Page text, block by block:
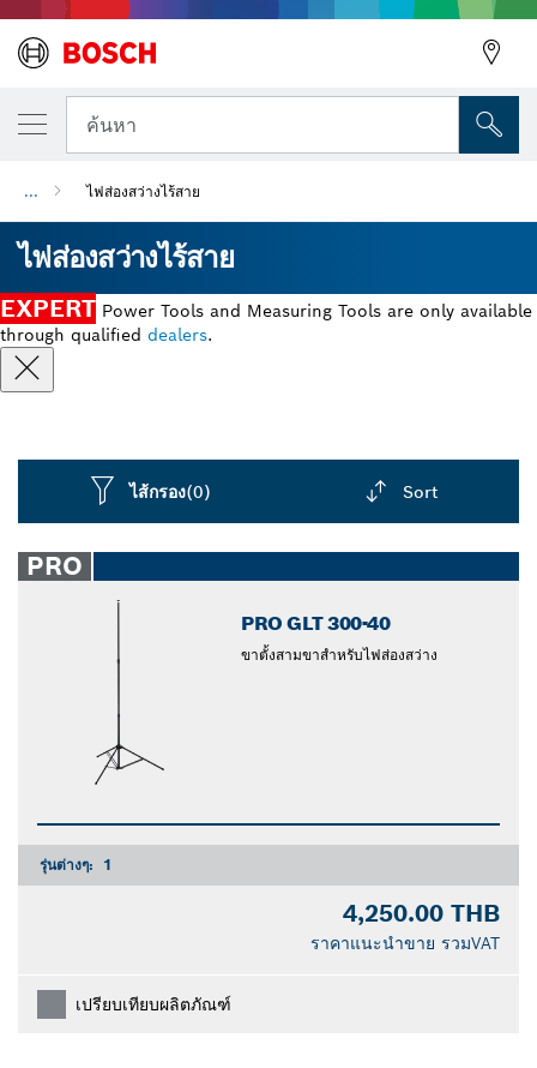
ค้นหา
... ไฟส่องสว่างไร้สาย
ไฟส่องสว่างไร้สาย
EXPERT Power Tools and Measuring Tools are only available
through qualified dealers.
ไส้กรอง(0) Sort
closed
PRO
PRO GLT 300-40
ขาตั้งสามขาสำหรับไฟส่องสว่าง
รุ่นต่างๆ: 1
4,250.00 THB
ราคาแนะนำขาย รวมVAT
เปรียบเทียบผลิตภัณฑ์